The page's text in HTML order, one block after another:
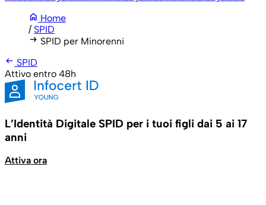
home Home
/ SPID
arrow_right_alt SPID per Minorenni
arrow_left_alt SPID
Attivo entro 48h
L’Identità Digitale SPID per i tuoi figli dai 5 ai 17
anni
Attiva ora